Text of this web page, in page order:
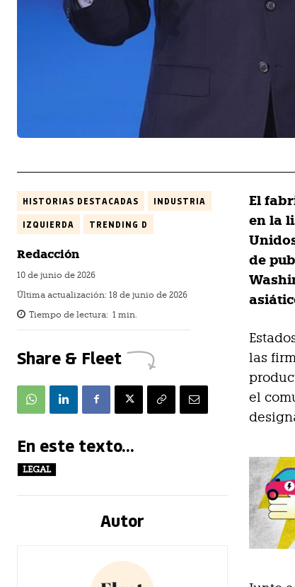
HISTORIAS DESTACADAS INDUSTRIA
IZQUIERDA TRENDING D
Redacción
10 de junio de 2026
Última actualización: 18 de junio de 2026
Tiempo de lectura: 1 min.
Share & Fleet
En este texto...
LEGAL
Autor
El
en la
de
las
el